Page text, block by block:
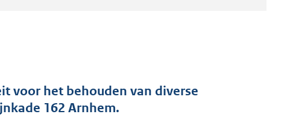
d
s
voor het behouden van diverse
162 Arnhem.